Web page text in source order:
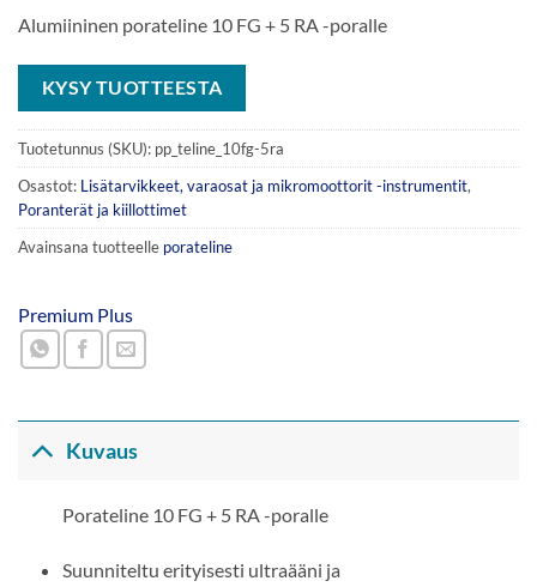
Alumiininen porateline 10 FG + 5 RA -poralle
KYSY TUOTTEESTA
Tuotetunnus (SKU): pp_teline_10fg-5ra
Osastot: Lisätarvikkeet, varaosat ja mikromoottorit -instrumentit,
Poranterät ja kiillottimet
Avainsana tuotteelle porateline
Premium Plus
Kuvaus
Porateline 10 FG + 5 RA -poralle
Suunniteltu erityisesti ultraääni ja